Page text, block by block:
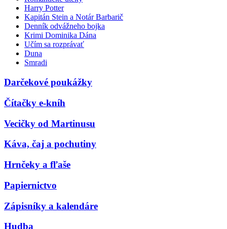
Harry Potter
Kapitán Stein a Notár Barbarič
Denník odvážneho bojka
Krimi Dominika Dána
Učím sa rozprávať
Duna
Smradi
Darčekové poukážky
Čítačky e-kníh
Vecičky od Martinusu
Káva, čaj a pochutiny
Hrnčeky a fľaše
Papiernictvo
Zápisníky a kalendáre
Hudba